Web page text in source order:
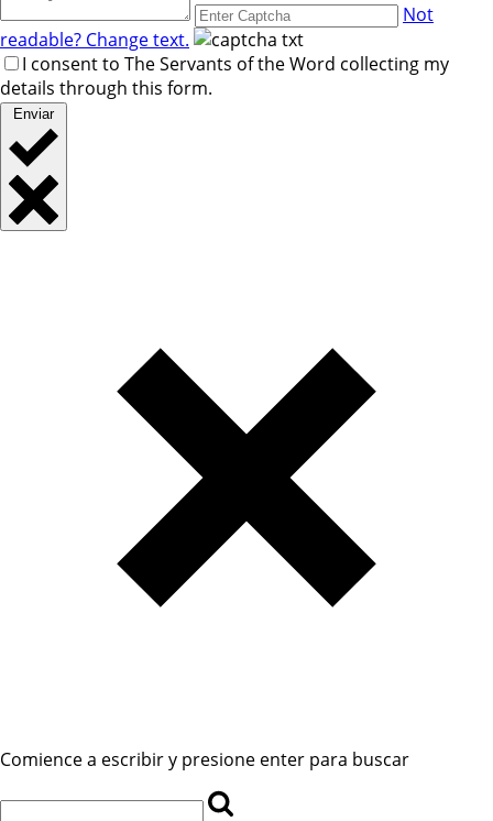
Not
readable? Change text.
I consent to The Servants of the Word collecting my
details through this form.
Enviar
Comience a escribir y presione enter para buscar